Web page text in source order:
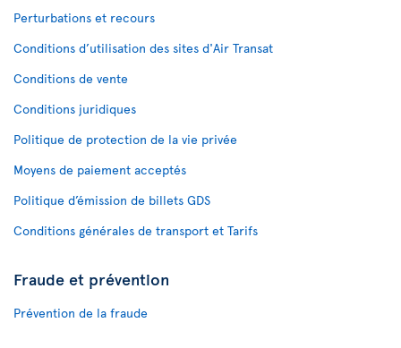
Perturbations et recours
Conditions d’utilisation des sites d'Air Transat
Conditions de vente
Conditions juridiques
Politique de protection de la vie privée
Moyens de paiement acceptés
Politique d’émission de billets GDS
Conditions générales de transport et Tarifs
Fraude et prévention
Prévention de la fraude